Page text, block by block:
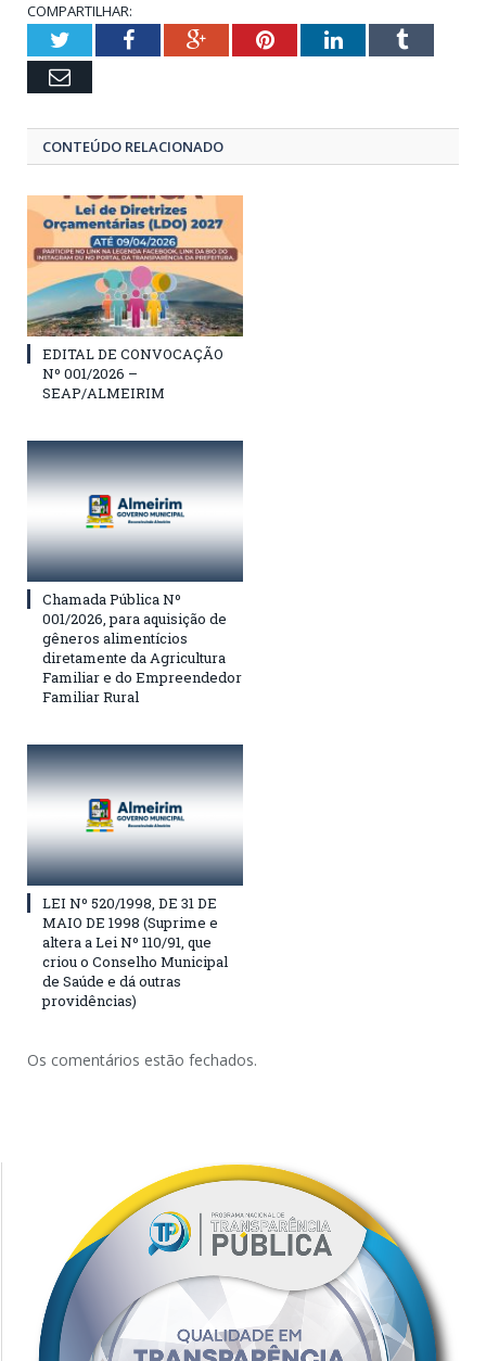
COMPARTILHAR:
TwitterFacebookGoogle+PinterestLinkedInTumblr
Email
CONTEÚDO RELACIONADO
EDITAL DE CONVOCAÇÃO
Nº 001/2026 –
SEAP/ALMEIRIM
Chamada Pública Nº
001/2026, para aquisição de
gêneros alimentícios
diretamente da Agricultura
Familiar e do Empreendedor
Familiar Rural
LEI Nº 520/1998, DE 31 DE
MAIO DE 1998 (Suprime e
altera a Lei Nº 110/91, que
criou o Conselho Municipal
de Saúde e dá outras
providências)
Os comentários estão fechados.